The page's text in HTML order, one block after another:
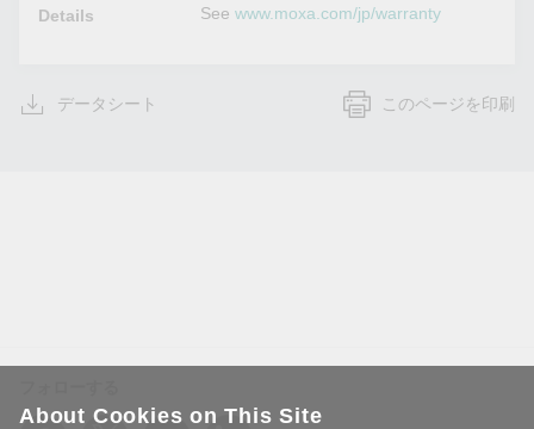
Details Seewww.moxa.com/jp/warranty
データシート このページを印刷
About Cookies on This Site